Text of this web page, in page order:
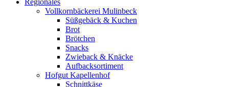
Regionales
Vollkornbäckerei Mulinbeck
Süßgebäck & Kuchen
Brot
Brötchen
Snacks
Zwieback & Knäcke
Aufbacksortiment
Hofgut Kapellenhof
Schnittkäse